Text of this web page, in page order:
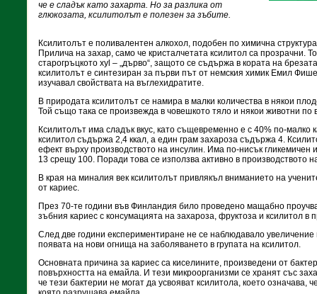
че е сладък като захарта. Но за разлика от
глюкозата, ксилитолът е полезен за зъбите.
Ксилитолът е поливалентен алкохол, подобен по химична
Прилича на захар, само че кристалчетата ксилитол са прозрачни.
старогръцкото xyl – „дърво“, защото се съдържа в кората на
ксилитолът е синтезиран за първи път от немския химик Емил
изучавал свойствата на въглехидратите.
В природата ксилитолът се намира в малки количества в някои
Той също така се произвежда в човешкото тяло и някои животни
Ксилитолът има сладък вкус, като същевременно е с 40% по-малко
ксилитол съдържа 2,4 ккал, а един грам захароза съдържа 4.
ефект върху производството на инсулин. Има по-нисък гликемичен
13 срещу 100. Поради това се използва активно в производството
В края на миналия век ксилитолът привлякъл вниманието на
от кариес.
През 70-те години във Финландия било проведено мащабно
зъбния кариес с консумацията на захароза, фруктоза и ксилитол в
След две години експериментиране не се наблюдавало
появата на нови огнища на заболяването в групата на ксилитол.
Основната причина за кариес са киселините, произведени от
повърхността на емайла. И тези микроорганизми се хранят със
че тези бактерии не могат да усвояват ксилитола, което означава,